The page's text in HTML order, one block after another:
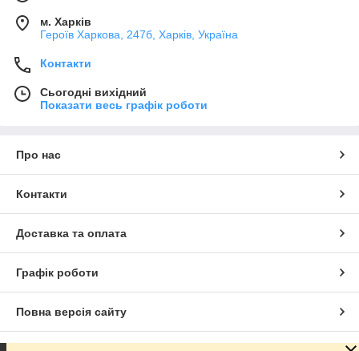
м. Харків
Героїв Харкова, 247б, Харків, Україна
Контакти
Сьогодні вихідний
Показати весь графік роботи
Про нас
Контакти
Доставка та оплата
Графік роботи
Повна версія сайту